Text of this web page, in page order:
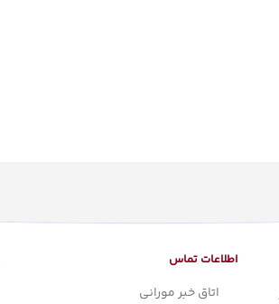
اطلاعات تماس
اتاق خبر مورانی